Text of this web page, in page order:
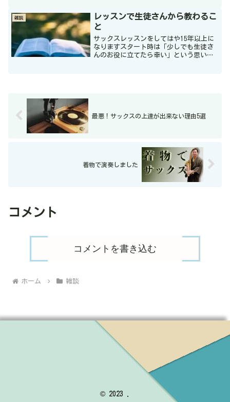
た！！彼はスタンダードはもちろんオリ
ジナル曲もたくさんあ...
雑談
レッスンで生徒さんから教わるこ
と
サックスレッスンをしてはや15年以上に
なりますスタート時は「少しでも生徒さ
んのお役に立てたら幸い」という思いで
最悪！サックスの上達が出来ない理由5選
着物で演奏しました
コメント
コメントを書き込む
ホーム 雑談
© 2023 .